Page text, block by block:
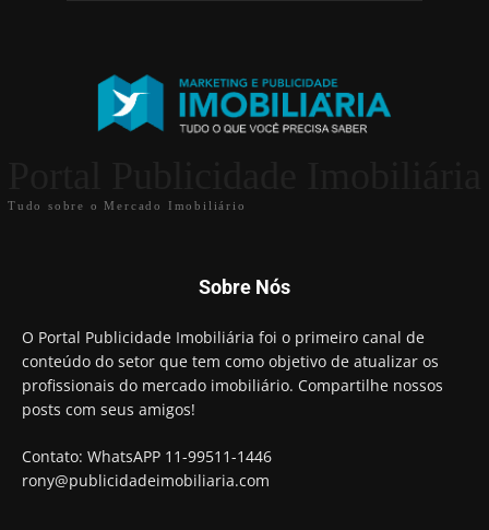
Tudo sobre o Mercado Imobiliário
Sobre Nós
O Portal Publicidade Imobiliária foi o primeiro canal de
conteúdo do setor que tem como objetivo de atualizar os
profissionais do mercado imobiliário. Compartilhe nossos
posts com seus amigos!
Contato: WhatsAPP 11-99511-1446
rony@publicidadeimobiliaria.com